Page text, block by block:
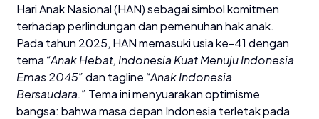
Hari Anak Nasional (HAN) sebagai simbol komitmen
terhadap perlindungan dan pemenuhan hak anak.
Pada tahun 2025, HAN memasuki usia ke-41 dengan
tema “Anak Hebat, Indonesia Kuat Menuju Indonesia
Emas 2045”dan tagline “Anak Indonesia
Bersaudara.” Tema ini menyuarakan optimisme
bangsa: bahwa masa depan Indonesia terletak pada